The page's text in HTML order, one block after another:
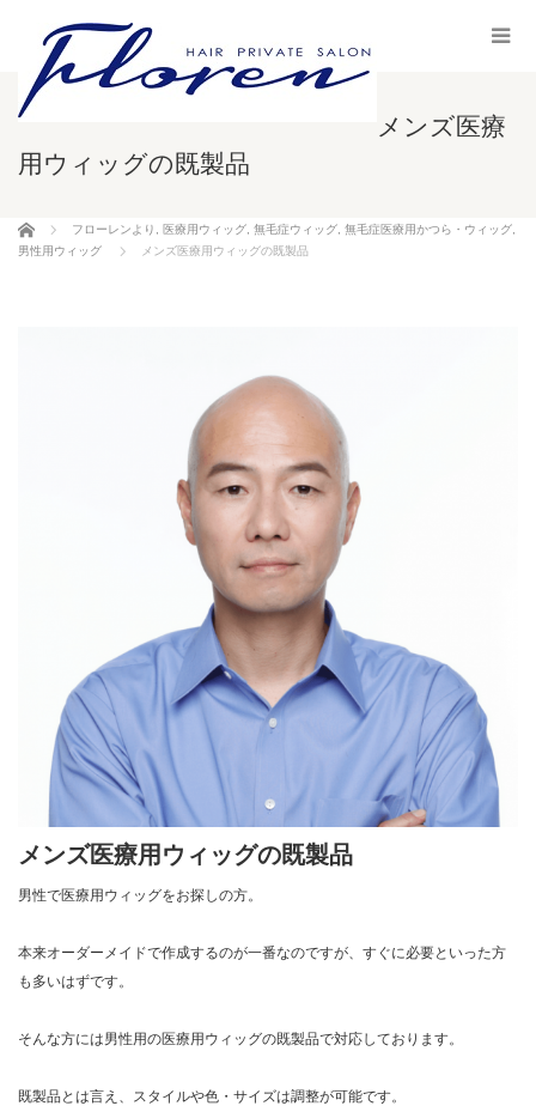
メンズ医療
用ウィッグの既製品
ホーム フローレンより 医療用ウィッグ 無毛症ウィッグ 無毛症医療用かつら・ウィッグ
男性用ウィッグ
メンズ医療用ウィッグの既製品
メンズ医療用ウィッグの既製品
男性で医療用ウィッグをお探しの方。
本来オーダーメイドで作成するのが一番なのですが、すぐに必要といった方
も多いはずです。
そんな方には男性用の医療用ウィッグの既製品で対応しております。
既製品とは言え、スタイルや色・サイズは調整が可能です。